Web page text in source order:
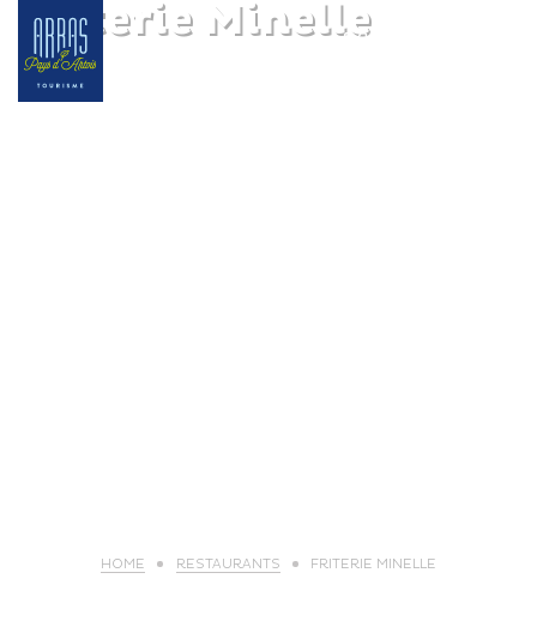
Friterie Minelle
HOME RESTAURANTS FRITERIE MINELLE